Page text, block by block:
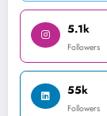
5.1k
Followers
55k
Followers